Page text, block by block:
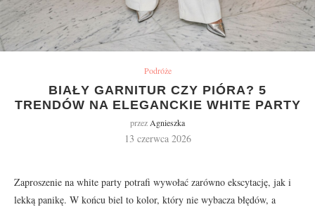
Podróże
BIAŁY GARNITUR CZY PIÓRA? 5
TRENDÓW NA ELEGANCKIE WHITE PARTY
przez Agnieszka
13 czerwca 2026
Zaproszenie na white party potrafi wywołać zarówno ekscytację, jak i
lekką panikę. W końcu biel to kolor, który nie wybacza błędów, a